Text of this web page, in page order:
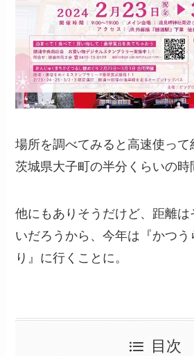
場所を調べてみると高速使って
茨城県大子町の半分くらいの時
他にもありそうだけど、距離
いだろうから、今年は『かつう
り』に行くことに。
目次